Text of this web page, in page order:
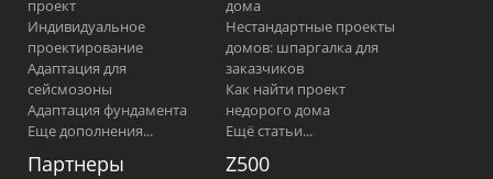
проект
Индивидуальное
проектирование
Адаптация для
сейсмозоны
Адаптация фундамента
Еще дополнения...
дома
Нестандартные проекты
домов: шпаргалка для
заказчиков
Как найти проект
недорого дома
Ещё статьи...
Партнеры Z500